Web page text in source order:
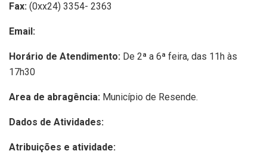
Fax: (0xx24) 3354- 2363
Email:
Horário de Atendimento: De 2ª a 6ª feira, das 11h às
17h30
Area de abragência: Município de Resende.
Dados de Atividades:
Atribuições e atividade: